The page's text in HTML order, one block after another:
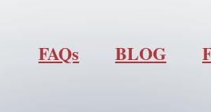
FAQs BLOG